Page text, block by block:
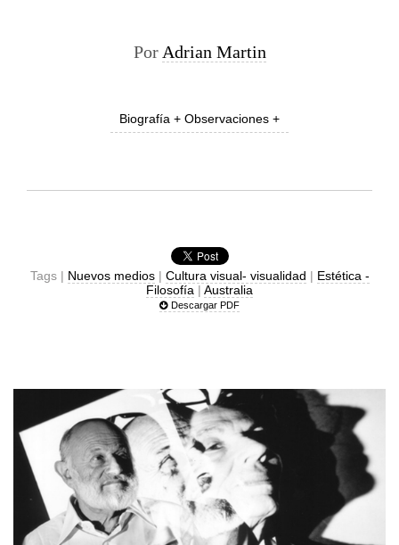
Por Adrian Martin
Biografía + Observaciones +
Tags | Nuevos medios| Cultura visual- visualidad | Estética -
Filosofía | Australia
Descargar PDF